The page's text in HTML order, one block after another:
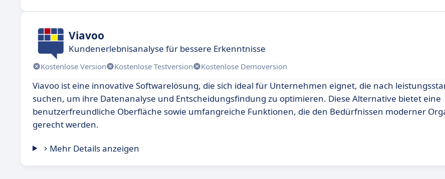
Viavoo
Kundenerlebnisanalyse für bessere Erkenntnisse
Kostenlose Version Kostenlose Testversion Kostenlose Demoversion
Viavoo ist eine innovative Softwarelösung, die sich ideal für Unternehmen eignet, die nach
suchen, um ihre Datenanalyse und Entscheidungsfindung zu optimieren. Diese Alternative bietet eine
benutzerfreundliche Oberfläche sowie umfangreiche Funktionen, die den Bedürfnissen moderner
gerecht werden.
Mehr Details anzeigen